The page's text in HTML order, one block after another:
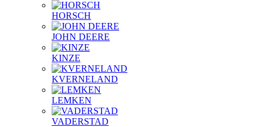
HORSCH
JOHN DEERE
KINZE
KVERNELAND
LEMKEN
VADERSTAD